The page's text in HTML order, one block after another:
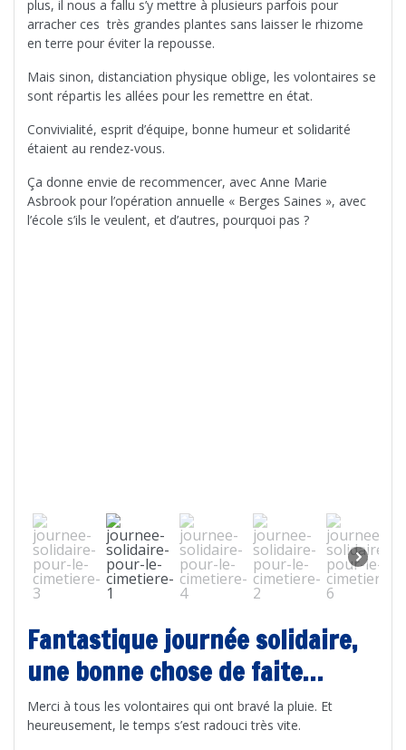
plus, il nous a fallu s’y mettre à plusieurs parfois pour
arracher ces très grandes plantes sans laisser le rhizome
en terre pour éviter la repousse.
Mais sinon, distanciation physique oblige, les volontaires se
sont répartis les allées pour les remettre en état.
Convivialité, esprit d’équipe, bonne humeur et solidarité
étaient au rendez-vous.
Ça donne envie de recommencer, avec Anne Marie
Asbrook pour l’opération annuelle « Berges Saines », avec
l’école s’ils le veulent, et d’autres, pourquoi pas ?
Fantastique journée solidaire,
une bonne chose de faite…
Merci à tous les volontaires qui ont bravé la pluie. Et
heureusement, le temps s’est radouci très vite.